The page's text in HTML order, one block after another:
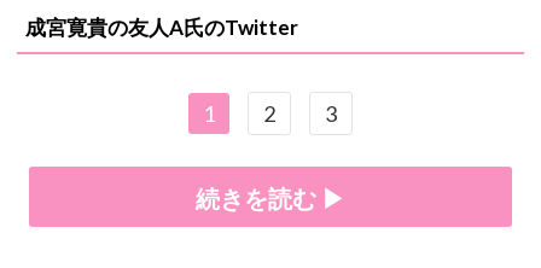
成宮寛貴の友人A氏のTwitter
1 2 3
続きを読む ▶